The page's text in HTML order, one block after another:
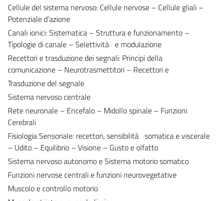
Cellule del sistema nervoso: Cellule nervose – Cellule gliali –
Potenziale d’azione
Canali ionici: Sistematica – Struttura e funzionamento –
Tipologie di canale – Selettività e modulazione
Recettori e trasduzione dei segnali: Principi della
comunicazione – Neurotrasmettitori – Recettori e
Trasduzione del segnale
Sistema nervoso centrale
Rete neuronale – Encefalo – Midollo spinale – Funzioni
Cerebrali
Fisiologia Sensoriale: recettori, sensibilità somatica e viscerale
– Udito – Equilibrio – Visione – Gusto e olfatto
Sistema nervoso autonomo e Sistema motorio somatico
Funzioni nervose centrali e funzioni neurovegetative
Muscolo e controllo motorio